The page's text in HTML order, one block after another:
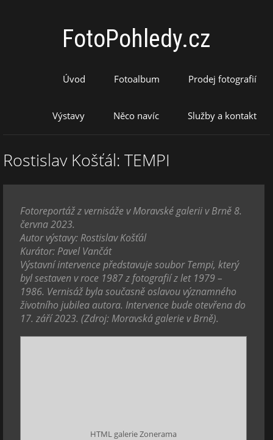
FotoPohledy.cz
Úvod Fotoalbum Prodej fotografií
Výstavy Něco navíc Služby a kontakt
Rostislav Košťál: TEMPI
Fotoreportáž z vernisáže v Moravské galerii v Brně 8.
června 2023.
Autor výstavy: Rostislav Košťál
Kurátor: Pavel Vančát
Výstavní intervence představuje soubor Tempi, který
byl sestaven v roce 1987 z fotografií z let 1979 –
1986. Vernisáž byla současně oslavou významného
životního jubilea autora. Intervence bude otevřena do
17. září 2023. (Zdroj: Moravská galerie v Brně).
HTML galerie Zonerama